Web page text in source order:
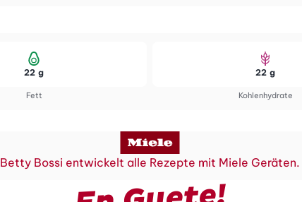
Fett
22 g
Kohlenhydrate
22 g
Betty Bossi entwickelt alle Rezepte mit Miele Geräten.